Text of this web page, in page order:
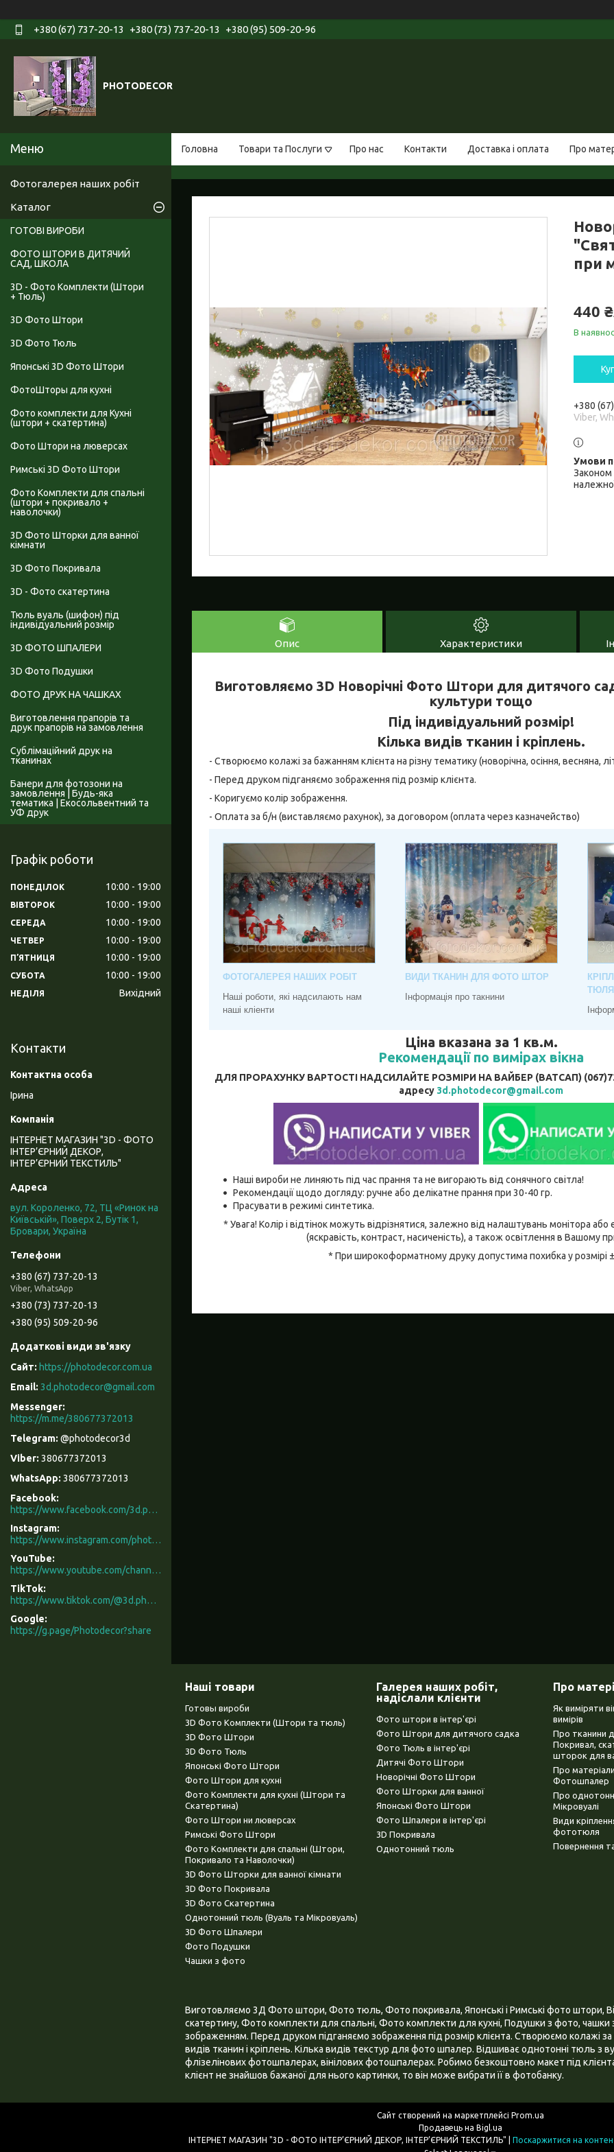
+380 (67) 737-20-13 +380 (73) 737-20-13 +380 (95) 509-20-96
PHOTODECOR
Головна Товари та Послуги Про нас Контакти Доставка і оплата Про
при
440
В
+380
Viber,
Законом
Опис Характеристики
Виготовляємо 3D Новорічні Фото Штори для дитячого
культури тощо
Під індивідуальний розмір!
Кілька видів тканин і кріплень.
- Створюємо колажі за бажанням клієнта на різну тематику (новорічна, осіння, весняна,
- Перед друком підганяємо зображення під розмір клієнта.
- Коригуємо колір зображення.
- Оплата за б/н (виставляємо рахунок), за договором (оплата через казначейство)
ФОТОГАЛЕРЕЯ НАШИХ РОБІТ
Наші роботи, які надсилають нам
наші кліенти
ВИДИ ТКАНИН ДЛЯ ФОТО ШТОР
Інформація про такнини
ТЮЛЯ
Ціна вказана за 1 кв.м.
Рекомендації по вимірах вікна
ДЛЯ ПРОРАХУНКУ ВАРТОСТІ НАДСИЛАЙТЕ РОЗМІРИ НА ВАЙБЕР (ВАТСАП)
адресу 3d.photodecor@gmail.com
Наші вироби не линяють під час прання та не вигорають від сонячного світла!
Рекомендації щодо догляду: ручне або делікатне прання при 30-40 гр.
Прасувати в режимі синтетика.
* Увага! Колір і відтінок можуть відрізнятися, залежно від налаштувань монітора
(яскравість, контраст, насиченість), а також освітлення в Вашому
* При широкоформатному друку допустима похибка у розмірі
Фотогалерея наших робіт
Каталог
ГОТОВІ ВИРОБИ
ФОТО ШТОРИ В ДИТЯЧИЙ
САД, ШКОЛА
3D - Фото Комплекти (Штори
+ Тюль)
3D Фото Штори
3D Фото Тюль
Японські 3D Фото Штори
ФотоШторы для кухні
Фото комплекти для Кухні
(штори + скатертина)
Фото Штори на люверсах
Римські 3D Фото Штори
Фото Комплекти для спальні
(штори + покривало +
наволочки)
3D Фото Шторки для ванної
кімнати
3D Фото Покривала
3D - Фото скатертина
Тюль вуаль (шифон) під
індивідуальний розмір
3D ФОТО ШПАЛЕРИ
3D Фото Подушки
ФОТО ДРУК НА ЧАШКАХ
Виготовлення прапорів та
друк прапорів на замовлення
Сублімаційний друк на
тканинах
Банери для фотозони на
замовлення | Будь-яка
тематика | Екосольвентний та
УФ друк
Графік роботи
ПОНЕДІЛОК 10:00 19:00
ВІВТОРОК 10:00 19:00
СЕРЕДА 10:00 19:00
ЧЕТВЕР 10:00 19:00
ПʼЯТНИЦЯ 10:00 19:00
СУБОТА 10:00 19:00
НЕДІЛЯ Вихідний
Контакти
Ірина
ІНТЕРНЕТ МАГАЗИН "3D - ФОТО
ІНТЕР’ЄРНИЙ ДЕКОР,
ІНТЕР’ЄРНИЙ ТЕКСТИЛЬ"
вул. Короленко, 72, ТЦ «Ринок на
Київській», Поверх 2, Бутік 1,
Бровари, Україна
+380 (67) 737-20-13
Viber, WhatsApp
+380 (73) 737-20-13
+380 (95) 509-20-96
https://photodecor.com.ua
3d.photodecor@gmail.com
https://m.me/380677372013
@photodecor3d
380677372013
380677372013
Facebook
https://www.facebook.com/3d.photodecor/
Instagram
https://www.instagram.com/photodecor.com.ua/
YouTube
https://www.youtube.com/channel/UCXCUerfqRY1Pw7-IptdbqyA/videos
TikTok
https://www.tiktok.com/@3d.photodecor?is_from_webapp=1&sender_device=pc
Google
https://g.page/Photodecor?share
Наші товари
Готовы вироби
3D Фото Комплекти (Штори та тюль)
3D Фото Штори
3D Фото Тюль
Японські Фото Штори
Фото Штори для кухні
Фото Комплекти для кухні (Штори та
Скатертина)
Фото Штори ни люверсах
Римські Фото Штори
Фото Комплекти для спальні (Штори,
Покривало та Наволочки)
3D Фото Шторки для ванної кімнати
3D Фото Покривала
3D Фото Скатертина
Однотонний тюль (Вуаль та Мікровуаль)
3D Фото Шпалери
Фото Подушки
Чашки з фото
Галерея наших робіт,
надіслали клієнти
Фото штори в інтер'єрі
Фото Штори для дитячого садка
Фото Тюль в інтер'єрі
Дитячі Фото Штори
Новорічні Фото Штори
Фото Шторки для ванної
Японські Фото Штори
Фото Шпалери в інтер'єрі
3D Покривала
Однотонний тюль
Про
Як виміряти
вимірів
Про тканини
Покривал,
шторок для
Про
Фотошпалер
Про
Мікровуалі
Види
фототюля
Повернення
Виготовляємо 3Д Фото штори, Фото тюль, Фото покривала, Японські і Римські фото штори,
скатертину, Фото комплекти для спальні, Фото комплекти для кухні, Подушки з фото, чашки
зображенням. Перед друком підганяємо зображення під розмір клієнта. Створюємо колажі
видів тканин і кріплень. Кілька видів текстур для фото шпалер. Відшиває однотонні тюль з
флізелінових фотошпалерах, вінілових фотошпалерах. Робимо безкоштовно макет під
клієнт не знайшов бажаної для нього картинки, то він може вибрати її в фотобанку.
Сайт створений на маркетплейсі Prom.ua
Продавець на Bigl.ua
Поскаржитися на